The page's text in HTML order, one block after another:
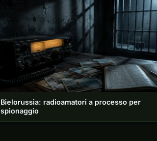
Bielorussia: radioamatori a processo per
spionaggio